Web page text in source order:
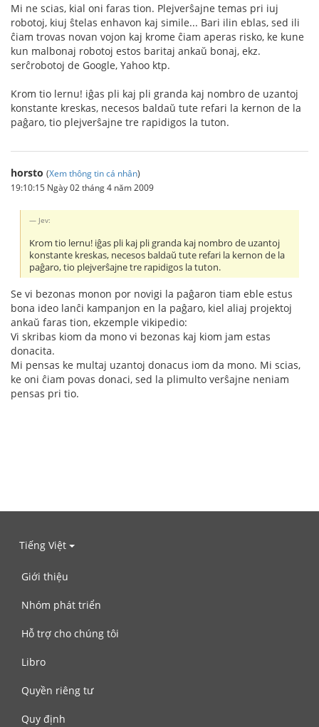
Mi ne scias, kial oni faras tion. Plejverŝajne temas pri iuj
robotoj, kiuj ŝtelas enhavon kaj simile... Bari ilin eblas, sed ili
ĉiam trovas novan vojon kaj krome ĉiam aperas risko, ke kune
kun malbonaj robotoj estos baritaj ankaŭ bonaj, ekz.
serĉrobotoj de Google, Yahoo ktp.
Krom tio lernu! iĝas pli kaj pli granda kaj nombro de uzantoj
konstante kreskas, necesos baldaŭ tute refari la kernon de la
paĝaro, tio plejverŝajne tre rapidigos la tuton.
horsto (Xem thông tin cá nhân)
19:10:15 Ngày 02 tháng 4 năm 2009
Jev:
Krom tio lernu! iĝas pli kaj pli granda kaj nombro de uzantoj
konstante kreskas, necesos baldaŭ tute refari la kernon de la
paĝaro, tio plejverŝajne tre rapidigos la tuton.
Se vi bezonas monon por novigi la paĝaron tiam eble estus
bona ideo lanĉi kampanjon en la paĝaro, kiel aliaj projektoj
ankaŭ faras tion, ekzemple vikipedio:
Vi skribas kiom da mono vi bezonas kaj kiom jam estas
donacita.
Mi pensas ke multaj uzantoj donacus iom da mono. Mi scias,
ke oni ĉiam povas donaci, sed la plimulto verŝajne neniam
pensas pri tio.
Tiếng Việt
Giới thiệu
Nhóm phát triển
Hỗ trợ cho chúng tôi
Libro
Quyền riêng tư
Quy định